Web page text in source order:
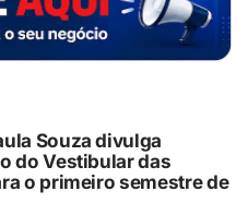
Souza divulga
do Vestibular das
o primeiro semestre de